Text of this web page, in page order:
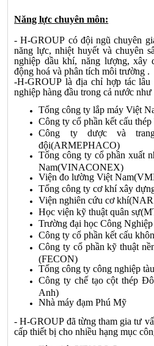
Năng lực chuyên môn:
-H-GROUP có đội ngũ chuyên
năng lực, nhiệt huyết và chuyên
nghiệp dầu khí, năng lượng, xây
động hoá và phân tích môi trường .
-H-GROUP là địa chỉ hợp tác
nghiệp hàng đầu trong cả nước như
Tổng công ty lắp máy Việt
Công ty cổ phần kết cấu
Công ty dược và
đội(ARMEPHACO)
Tổng công ty cổ phần xuất
Nam(VINACONEX)
Viện đo lường Việt
Tổng công ty cơ khí xây
Viện nghiên cứu cơ
Học viện kỹ thuật quân
Trường đại học Công
Công ty cổ phần kết cấu
Công ty cổ phần kỹ thuật
(FECON)
Tổng công ty công nghiệp
Công ty chế tạo cột thép
Anh)
Nhà máy đạm Phú Mỹ
-H-GROUP đã từng tham gia tư
cấp thiết bị cho nhiều hạng mục